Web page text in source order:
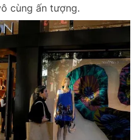
cùng ấn tượng.